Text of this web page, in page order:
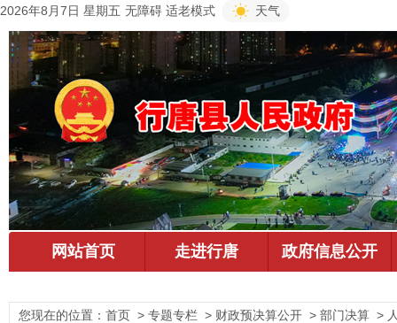
2026年8月7日 星期五 无障碍 适老模式 天气
您现在的位置： 首页 > 专题专栏 > 财政预决算公开 > 部门决算 >